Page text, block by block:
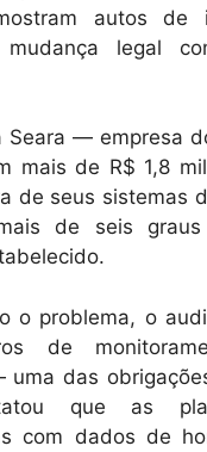
autos de
legal
Seara — empresa
mais de R$ 1,8
de seus sistemas
de seis
o problema, o
de
uma das
que as
com dados de